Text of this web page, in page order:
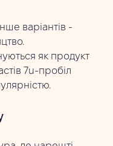
варіантів -
як продукт
7u-пробіл